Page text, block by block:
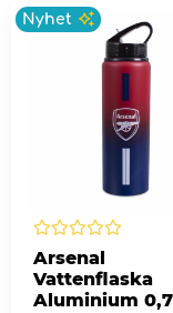
Nyhet
Arsenal
Vattenflaska
Aluminium